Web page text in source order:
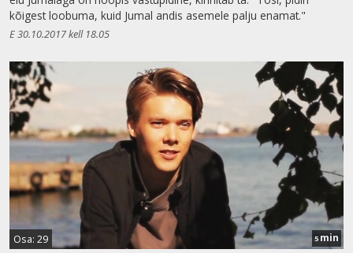
kõigest loobuma, kuid Jumal andis asemele palju enamat."
E 30.10.2017 kell 18.05
Osa: 29 5min